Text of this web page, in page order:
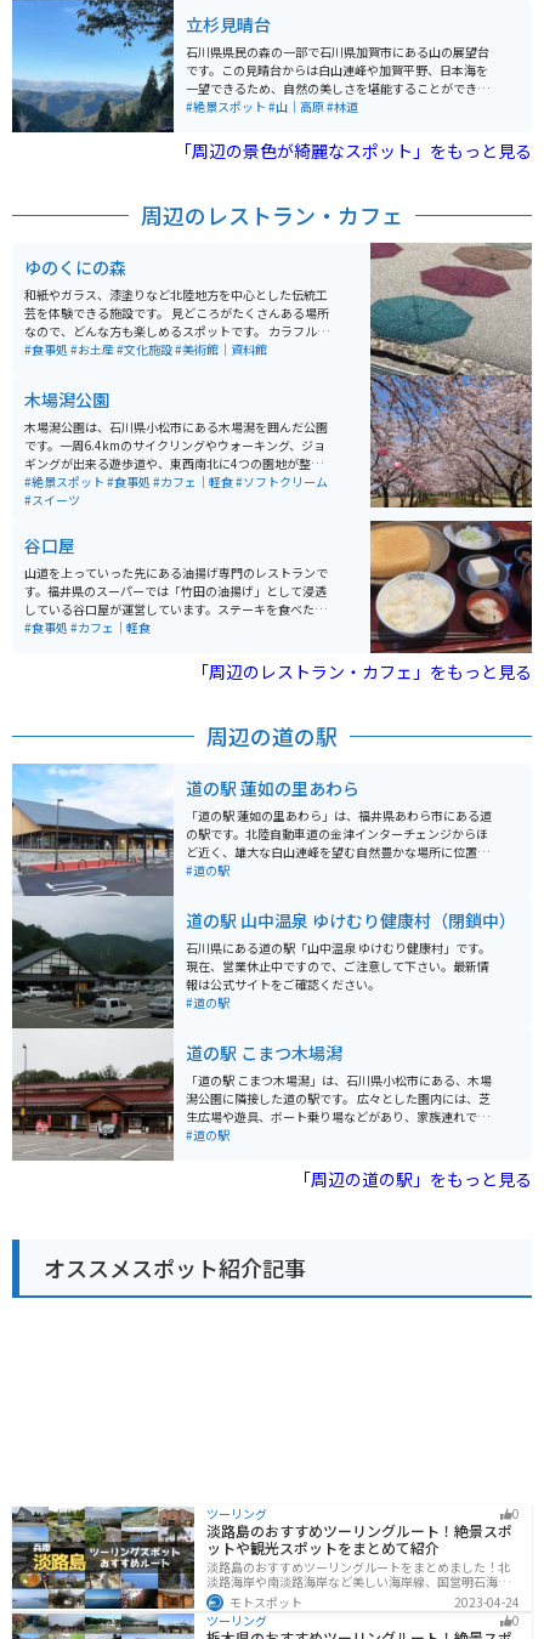
の近くまでいけます。 滝の近くまでは石の多い足元を歩
くことになりますので、小さなお子様やお年寄りには注
意が必要になります。オススメはやはり桜が満開の4月に
なりますが、それ以外の季節でも滝と川の風景とせせら
ぎの音によりいつでもリフレッシュできます。
立杉見晴台
石川県県民の森の一部で石川県加賀市にある山の展望台
です。この見晴台からは白山連峰や加賀平野、日本海を
一望できるため、自然の美しさを堪能することができま
す。特に紅葉の時期にはその景観がさらに際立ち、ハイ
道を通ってアクセスするため、バイクでツーリングを楽
しみながら自然を感じることができるスポットです。山
#絶景スポット #山｜高原#林道
「周辺の景色が綺麗なスポット」をもっと見る
周辺のレストラン・カフェ
ゆのくにの森
和紙やガラス、漆塗りなど北陸地方を中心とした伝統工
芸を体験できる施設です。 見どころがたくさんある場所
なので、どんな方も楽しめるスポットです。 カラフルな
傘や窓の格子につけられた風車など写真映えするところ
#食事処 #お土産#文化施設#美術館｜資料館
木場潟公園
木場潟公園は、石川県小松市にある木場潟を囲んだ公園
です。一周6.4kmのサイクリングやウォーキング、ジョ
ギングが出来る遊歩道や、東西南北に4つの園地が整備
されています。東園地には足湯やカフェ、ドッグランな
どもあります。季節によっては、カヌーやゲートゴルフ
#絶景スポット #食事処 #カフェ｜軽食#ソフトクリーム
#スイーツ
谷口屋
山道を上っていった先にある油揚げ専門のレストランで
す。福井県のスーパーでは「竹田の油揚げ」として浸透
している谷口屋が運営しています。ステーキを食べたの
と同じくらいの満足感を得られる油揚げをいただけま
で、ピークを外した訪問がオススメです。
#食事処 #カフェ｜軽食
「周辺のレストラン・カフェ」をもっと見る
周辺の道の駅
道の駅 蓮如の里あわら
「道の駅 蓮如の里あわら」は、福井県あわら市にある道
の駅です。北陸自動車道の金津インターチェンジからほ
ど近く、雄大な白山連峰を望む自然豊かな場所に位置し
ています。 地元の新鮮な野菜や果物を販売する農産物直
「あわら歴史博物館」では、あわら市の歴史や文化につ
いて学ぶことができます。 バイクで訪れる場合は、道の
駅に隣接する公園に、バイク専用の駐車スペースがあり
ます。ツーリングの休憩場所としても最適です。 あわら
市の特産品としては、前述の「越前あわら温泉」の湯を
がでしょうか。
#道の駅
道の駅 山中温泉 ゆけむり健康村（閉鎖中）
石川県にある道の駅「山中温泉 ゆけむり健康村」です。
現在、営業休止中ですので、ご注意して下さい。最新情
報は公式サイトをご確認ください。
#道の駅
道の駅 こまつ木場潟
「道の駅 こまつ木場潟」は、石川県小松市にある、木場
潟公園に隣接した道の駅です。 広々とした園内には、芝
生広場や遊具、ボート乗り場などがあり、家族連れで一
日中楽しむことができます。 春には桜の名所としても知
地元の新鮮な野菜や果物を販売する農産物直売所や、小
松うどんや塩焼きそばなどのご当地グルメが味わえるレ
駐車場にバイク専用の駐車スペースがあります。 木場潟
公園は一周約4kmの周遊道路があり、景色を楽しみなが
らのんびり走ることができます。 道の駅 こまつ木場潟
#道の駅
「周辺の道の駅」をもっと見る
オススメスポット紹介記事
ツーリング 0
淡路島のおすすめツーリングルート！絶景スポ
ットや観光スポットをまとめて紹介
淡路島のおすすめツーリングルートをまとめました！北
淡路海岸や南淡路海岸など美しい海岸線、国営明石海峡
公園や淡路夢舞台など、自然とアートが融合した施設も
多数あります。バイクで淡路島にツーリングに行く際は
参考にしてください。
モトスポット
2023-04-24
ツーリング
0